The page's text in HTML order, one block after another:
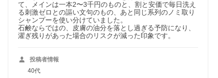
無添加せっけん
純石けん分98%。昔ながらの釜焚き製法で百時間かけて焚き上
げた石けん素地でつくりました。合成界面活性剤・鉱物油・香
料・着色料・防腐剤無添加。
て、メインは一本2〜3千円のものと、割と安価で毎日洗え
る刺激ゼロとの謳い文句のもの、あと同じ系列のノミ取り
シャンプーを使い分けていました。
石鹸ならではの、皮膚の油分を落とし過ぎる予防になり、
濯ぎ残りがあった場合のリスクが減った印象です。
投稿者情報
40代